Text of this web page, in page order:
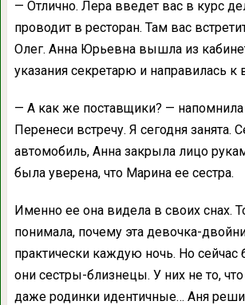
— Отлично. Лера введет вас в курс
проводит в ресторан. Там вас
Олег. Анна Юрьевна вышла из
указания секретарю и направилась к
— А как же поставщики? —
Перенеси встречу. Я сегодня занята.
автомобиль, Анна закрыла лицо
была уверена, что Марина ее сестра.
Именно ее она видела в своих снах.
понимала, почему эта девочка-
практически каждую ночь. Но сейчас
они сестры-близнецы. У них не то,
даже родинки идентичные… Аня